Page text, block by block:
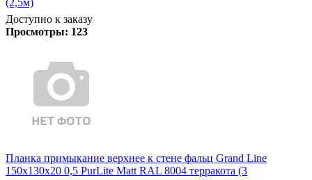
Доступно к заказу
Просмотры: 123
Планка примыкание верхнее к стене фальц Grand Line
150х130х20 0,5 PurLite Matt RAL 8004 терракота (3